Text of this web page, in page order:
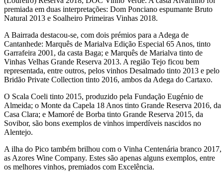
premiada em duas interpretações: Dom Ponciano espumante Bruto
Natural 2013 e Soalheiro Primeiras Vinhas 2018.
A Bairrada destacou-se, com dois prémios para a Adega de
Cantanhede: Marquês de Marialva Edição Especial 65 Anos, tinto
Garrafeira 2001, da casta Baga; e Marquês de Marialva tinto de
Vinhas Velhas Grande Reserva 2013. A região Tejo ficou bem
representada, entre outros, pelos vinhos Desalmado tinto 2013 e pelo
Bridão Private Collection tinto 2016, ambos da Adega do Cartaxo.
O Scala Coeli tinto 2015, produzido pela Fundação Eugénio de
Almeida; o Monte da Capela 18 Anos tinto Grande Reserva 2016, da
Casa Clara; e Mamoré de Borba tinto Grande Reserva 2015, da
Sovibor, são bons exemplos de vinhos imperdíveis nascidos no
Alentejo.
A ilha do Pico também brilhou com o Vinha Centenária branco 2017,
as Azores Wine Company. Estes são apenas alguns exemplos, entre
os melhores vinhos, premiados com Excelência.